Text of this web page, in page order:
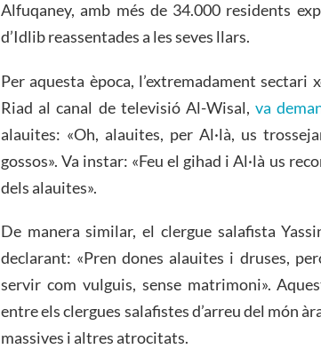
Alfuqaney, amb més de 34.000 residents
d’Idlib reassentades a les seves llars.
Per aquesta època, l’extremadament
Riad al canal de televisió Al-Wisal,va
alauites: «Oh, alauites, per Al·là, us
gossos». Va instar: «Feu el gihad i Al·là us
dels alauites».
De manera similar, el clergue salafista
declarant: «Pren dones alauites i druses,
servir com vulguis, sense matrimoni».
entre els clergues salafistes d’arreu del món
massives i altres atrocitats.